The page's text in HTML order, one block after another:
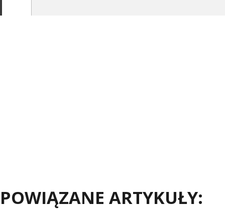
POWIĄZANE ARTYKUŁY: